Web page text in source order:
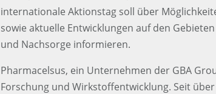
internationale Aktionstag soll über
sowie aktuelle Entwicklungen auf den
und Nachsorge informieren.
Pharmacelsus, ein Unternehmen der GBA
Forschung und Wirkstoffentwicklung. Seit über